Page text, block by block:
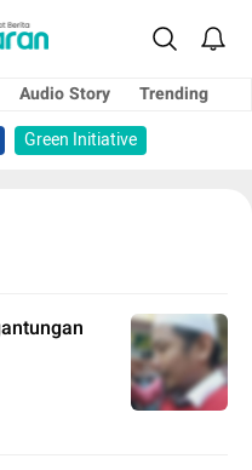
Audio Story
Trending
Green Initiative